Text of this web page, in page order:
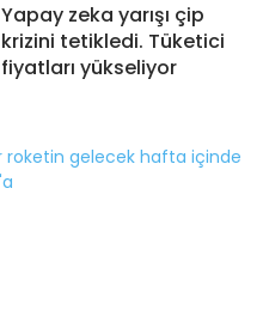
Yapay zeka yarışı çip
krizini tetikledi. Tüketici
fiyatları yükseliyor